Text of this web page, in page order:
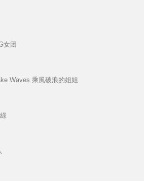
女团
Waves 乘風破浪的姐姐